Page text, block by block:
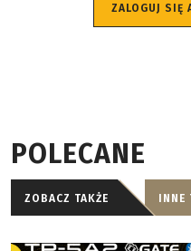
ZALOGUJ SIĘ
POLECANE
ZOBACZ TAKŻE